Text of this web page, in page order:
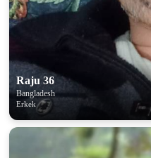
Raju 36
Bangladesh
Erkek